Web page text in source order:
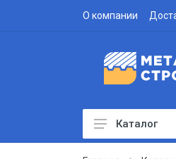
О компании
Профнастил
Каталог